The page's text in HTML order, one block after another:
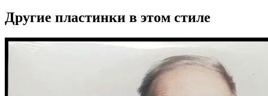
Другие пластинки в этом стиле